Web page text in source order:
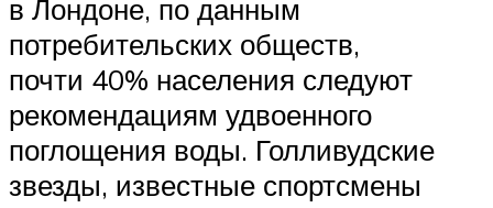
в Лондоне, по данным
потребительских обществ,
почти 40% населения следуют
рекомендациям удвоенного
поглощения воды. Голливудские
звезды, известные спортсмены